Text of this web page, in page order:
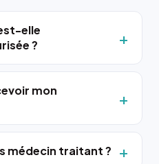
elle
?
mon
médecin traitant ?